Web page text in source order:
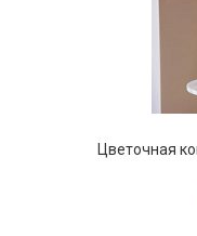
Цветочная